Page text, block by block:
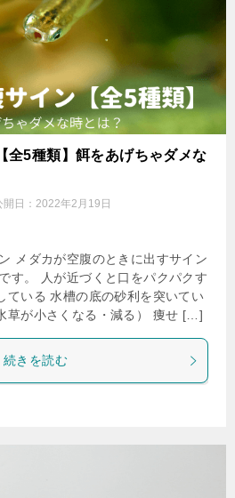
全5種類】餌をあげちゃダメな
開日： 2022年2月19日
メダカが空腹のときに出すサイン
す。 人が近づくと口をパクパクす
ている 水槽の底の砂利を突いてい
草が小さくなる・減る） 痩せ […]
続きを読む